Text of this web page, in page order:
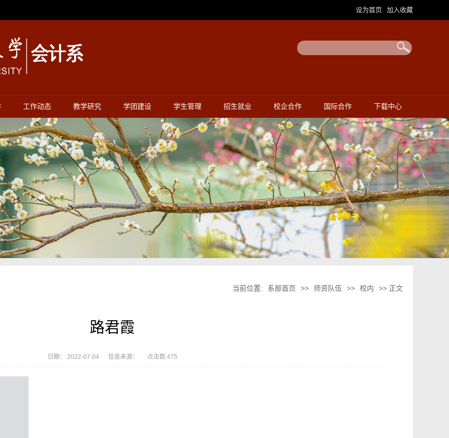
设为首页 加入收藏
工作动态 教学研究 学团建设 学生管理 招生就业 校企合作 国际合作 下载中心
当前位置: 系部首页 >> 师资队伍 >> 校内 >> 正文
路君霞
日期： 2022-07-04 信息来源： 点击数:475